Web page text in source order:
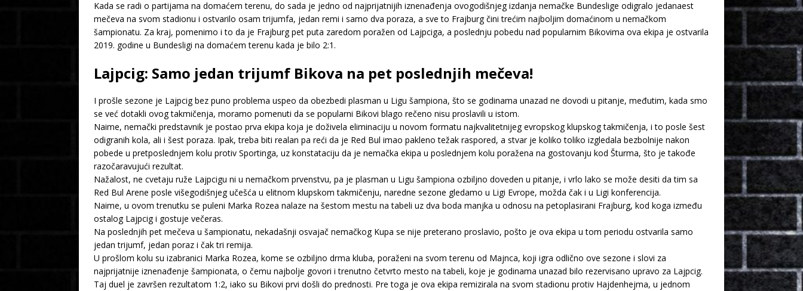
Kada se radi o partijama na domaćem terenu, do sada je jedno od najprijatnijih iznenađenja ovogodišnjeg izdanja nemačke Bundeslige odigralo jedanaest
mečeva na svom stadionu i ostvarilo osam trijumfa, jedan remi i samo dva poraza, a sve to Frajburg čini trećim najboljim domaćinom u nemačkom
šampionatu. Za kraj, pomenimo i to da je Frajburg pet puta zaredom poražen od Lajpciga, a poslednju pobedu nad popularnim Bikovima ova ekipa je ostvarila
2019. godine u Bundesligi na domaćem terenu kada je bilo 2:1.
Lajpcig: Samo jedan trijumf Bikova na pet poslednjih mečeva!
I prošle sezone je Lajpcig bez puno problema uspeo da obezbedi plasman u Ligu šampiona, što se godinama unazad ne dovodi u pitanje, međutim, kada smo
se već dotakli ovog takmičenja, moramo pomenuti da se popularni Bikovi blago rečeno nisu proslavili u istom.
Naime, nemački predstavnik je postao prva ekipa koja je doživela eliminaciju u novom formatu najkvalitetnijeg evropskog klupskog takmičenja, i to posle šest
odigranih kola, ali i šest poraza. Ipak, treba biti realan pa reći da je Red Bul imao pakleno težak raspored, a stvar je koliko toliko izgledala bezbolnije nakon
pobede u pretposlednjem kolu protiv Sportinga, uz konstataciju da je nemačka ekipa u poslednjem kolu poražena na gostovanju kod Šturma, što je takođe
razočaravujući rezultat.
Nažalost, ne cvetaju ruže Lajpcigu ni u nemačkom prvenstvu, pa je plasman u Ligu šampiona ozbiljno doveden u pitanje, i vrlo lako se može desiti da tim sa
Red Bul Arene posle višegodišnjeg učešća u elitnom klupskom takmičenju, naredne sezone gledamo u Ligi Evrope, možda čak i u Ligi konferencija.
Naime, u ovom trenutku se puleni Marka Rozea nalaze na šestom mestu na tabeli uz dva boda manjka u odnosu na petoplasirani Frajburg, kod koga između
ostalog Lajpcig i gostuje večeras.
Na poslednjih pet mečeva u šampionatu, nekadašnji osvajač nemačkog Kupa se nije preterano proslavio, pošto je ova ekipa u tom periodu ostvarila samo
jedan trijumf, jedan poraz i čak tri remija.
U prošlom kolu su izabranici Marka Rozea, kome se ozbiljno drma kluba, poraženi na svom terenu od Majnca, koji igra odlično ove sezone i slovi za
najprijatnije iznenađenje šampionata, o čemu najbolje govori i trenutno četvrto mesto na tabeli, koje je godinama unazad bilo rezervisano upravo za Lajpcig.
Taj duel je završen rezultatom 1:2, iako su Bikovi prvi došli do prednosti. Pre toga je ova ekipa remizirala na svom stadionu protiv Hajdenhejma, u jednom